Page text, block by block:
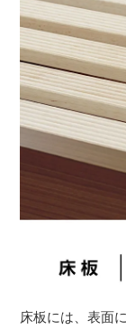
床板には、表面